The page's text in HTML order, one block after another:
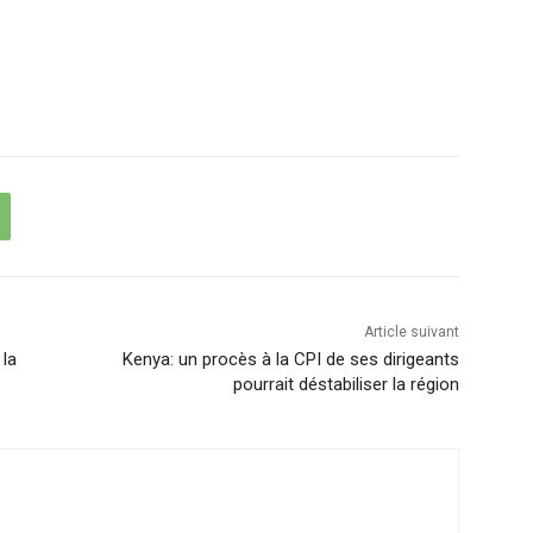
Article suivant
Kenya: un procès à la CPI de ses dirigeants
pourrait déstabiliser la région